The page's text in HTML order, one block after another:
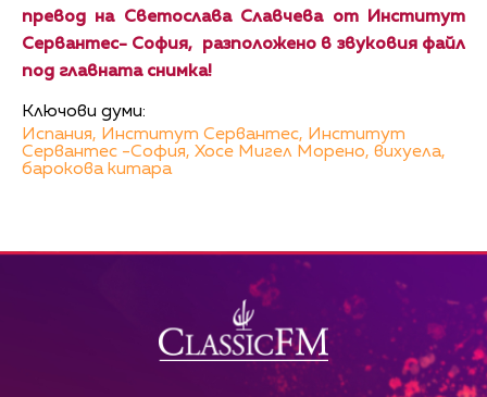
превод на Светослава Славчева от Институт
Сервантес- София, разположено в звуковия файл
под главната снимка!
Ключови думи:
Испания, Институт Сервантес, Институт
Сервантес -София, Хосе Мигел Морено, вихуела,
барокова китара